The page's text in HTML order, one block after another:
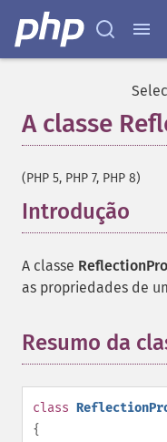
A classe
(PHP 5, PHP 7, PHP 8)
Introdução
A classe
as propriedades de
Resumo da
class
{